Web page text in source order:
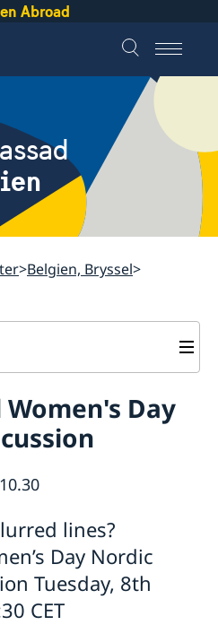
Abroad
Belgien, Bryssel
företag
och Luxemburg
Day
lines?
Day Nordic
Tuesday, 8th
CET